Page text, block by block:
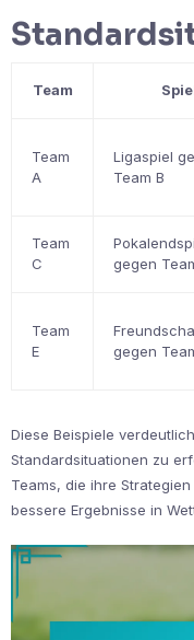
Team
Team
A
Ligaspiel
Team B
Team
C
gegen
Team
E
gegen
Diese Beispiele
Standardsituationen zu
Teams, die ihre
bessere Ergebnisse in